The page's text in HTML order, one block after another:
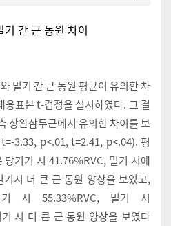
간 근 동원 차이
밀기 간 근 동원 평균이 유의한 차
응표본 t-검정을 실시하였다. 그 결
상완삼두근에서 유의한 차이를 보
3.33, p<.01, t=2.41, p<.04). 평
당기기 시 41.76%RVC, 밀기 시에
시 더 큰 근 동원 양상을 보였고,
기 시 55.33%RVC, 밀기 시
시 더 큰 근 동원 양상을 보였다